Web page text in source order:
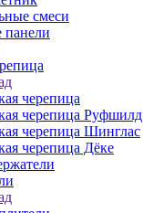
смеси
панели
черепица
черепица Руфшилд
черепица Шинглас
черепица Дёке